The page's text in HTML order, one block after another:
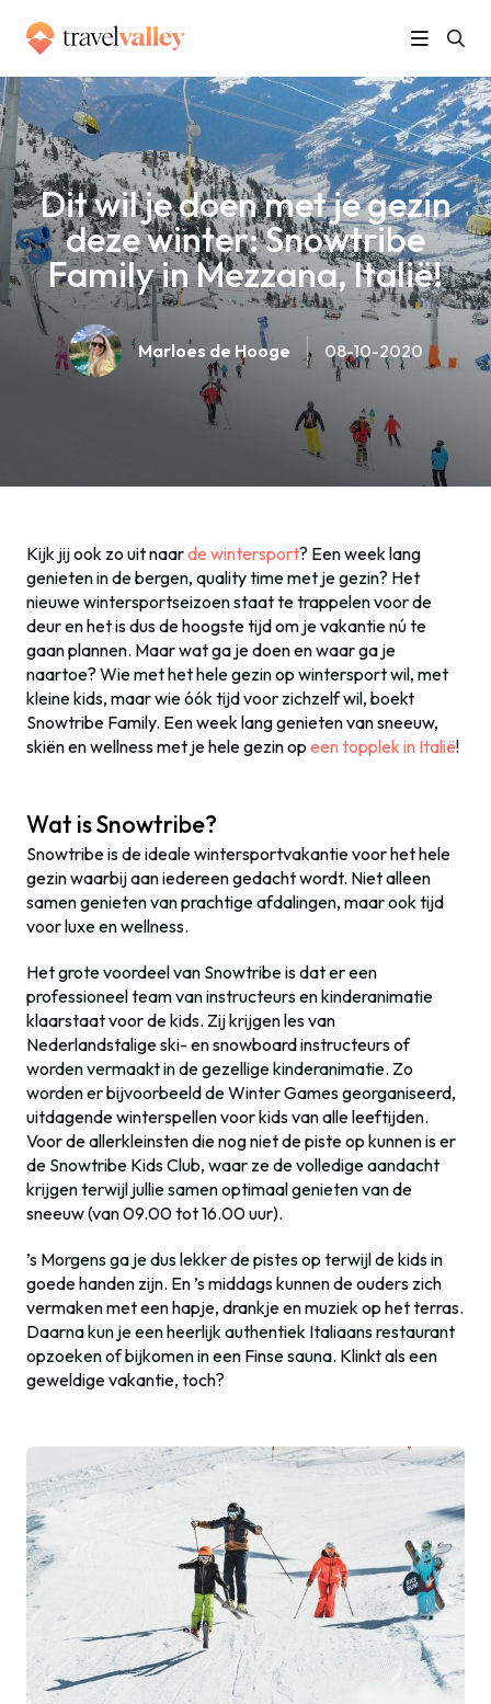
Home » Dit wil je doen met je gezin deze winter: Snowtribe Family in Mezzana, Italië!
Dit wil je doen met je gezin
deze winter: Snowtribe
Family in Mezzana, Italië!
Marloes de Hooge 08-10-2020
Kijk jij ook zo uit naarde wintersport? Een week lang
genieten in de bergen, quality time met je gezin? Het
nieuwe wintersportseizoen staat te trappelen voor de
deur en het is dus de hoogste tijd om je vakantie nú te
gaan plannen. Maar wat ga je doen en waar ga je
naartoe? Wie met het hele gezin op wintersport wil, met
kleine kids, maar wie óók tijd voor zichzelf wil, boekt
Snowtribe Family. Een week lang genieten van sneeuw,
skiën en wellness met je hele gezin op een topplek in Italië!
Wat is Snowtribe?
Snowtribe is de ideale wintersportvakantie voor het hele
gezin waarbij aan iedereen gedacht wordt. Niet alleen
samen genieten van prachtige afdalingen, maar ook tijd
voor luxe en wellness.
Het grote voordeel van Snowtribe is dat er een
professioneel team van instructeurs en kinderanimatie
klaarstaat voor de kids. Zij krijgen les van
Nederlandstalige ski- en snowboard instructeurs of
worden vermaakt in de gezellige kinderanimatie. Zo
worden er bijvoorbeeld de Winter Games georganiseerd,
uitdagende winterspellen voor kids van alle leeftijden.
Voor de allerkleinsten die nog niet de piste op kunnen is er
de Snowtribe Kids Club, waar ze de volledige aandacht
krijgen terwijl jullie samen optimaal genieten van de
sneeuw (van 09.00 tot 16.00 uur).
’s Morgens ga je dus lekker de pistes op terwijl de kids in
goede handen zijn. En ’s middags kunnen de ouders zich
vermaken met een hapje, drankje en muziek op het terras.
Daarna kun je een heerlijk authentiek Italiaans restaurant
opzoeken of bijkomen in een Finse sauna. Klinkt als een
geweldige vakantie, toch?